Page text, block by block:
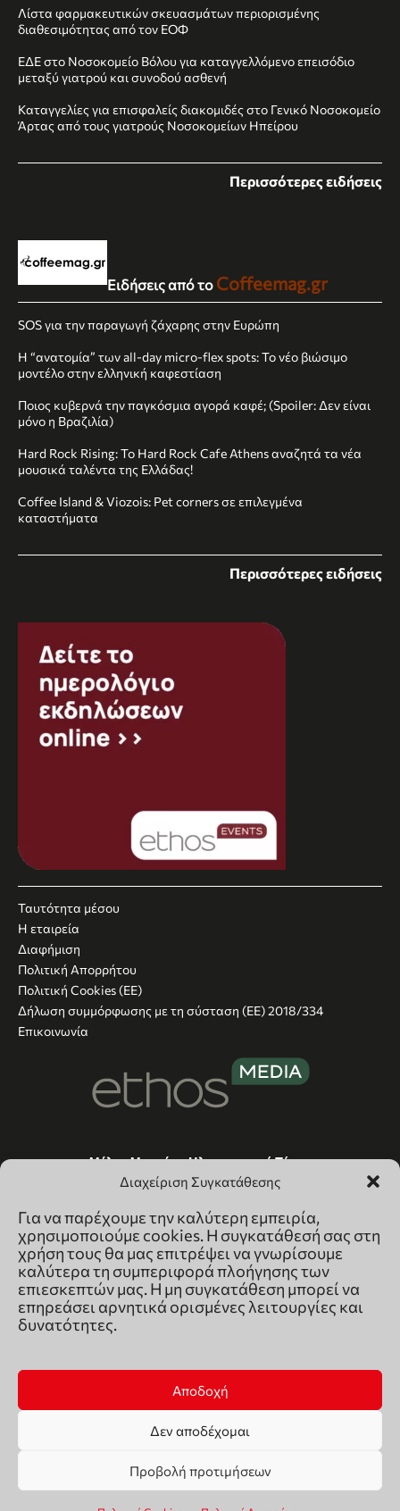
Διαχείριση Συγκατάθεσης
Για να παρέχουμε την καλύτερη εμπειρία,
χρησιμοποιούμε cookies. Η συγκατάθεσή σας στη
χρήση τους θα μας επιτρέψει να γνωρίσουμε
καλύτερα τη συμπεριφορά πλοήγησης των
επιεσκεπτών μας. Η μη συγκατάθεση μπορεί να
επηρεάσει αρνητικά ορισμένες λειτουργίες και
δυνατότητες.
Αποδοχή
Δεν αποδέχομαι
Προβολή προτιμήσεων
Λίστα φαρμακευτικών σκευασμάτων περιορισμένης
διαθεσιμότητας από τον ΕΟΦ
ΕΔΕ στο Νοσοκομείο Βόλου για καταγγελλόμενο επεισόδιο
μεταξύ γιατρού και συνοδού ασθενή
Καταγγελίες για επισφαλείς διακομιδές στο Γενικό Νοσοκομείο
Άρτας από τους γιατρούς Νοσοκομείων Ηπείρου
Περισσότερες ειδήσεις
Ειδήσεις από το Coffeemag.gr
SOS για την παραγωγή ζάχαρης στην Ευρώπη
Η “ανατομία” των all-day micro-flex spots: Το νέο βιώσιμο
μοντέλο στην ελληνική καφεστίαση
Ποιος κυβερνά την παγκόσμια αγορά καφέ; (Spoiler: Δεν είναι
μόνο η Βραζιλία)
Hard Rock Rising: Το Hard Rock Cafe Athens αναζητά τα νέα
μουσικά ταλέντα της Ελλάδας!
Coffee Island & Viozois: Pet corners σε επιλεγμένα
καταστήματα
Περισσότερες ειδήσεις
Ταυτότητα μέσου
Η εταιρεία
Διαφήμιση
Πολιτική Απορρήτου
Πολιτική Cookies (ΕΕ)
Δήλωση συμμόρφωσης με τη σύσταση (ΕΕ) 2018/334
Επικοινωνία
Μέλος Μητρώου Ηλεκτρονικού Τύπου
(242221)